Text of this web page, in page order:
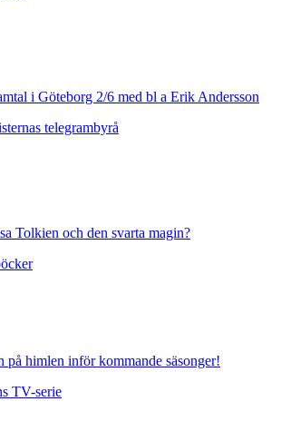
i Göteborg 2/6 med bl a Erik Andersson
telegrambyrå
Tolkien och den svarta magin?
på himlen inför kommande säsonger!
TV-serie